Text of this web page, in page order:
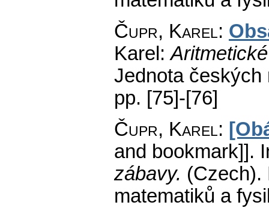
Čupr, Karel:
Karel:
Jednota českých
pp. [75]-[76]
Čupr, Karel:
and bookmark]].
zábavy. (Czech).
matematiků a